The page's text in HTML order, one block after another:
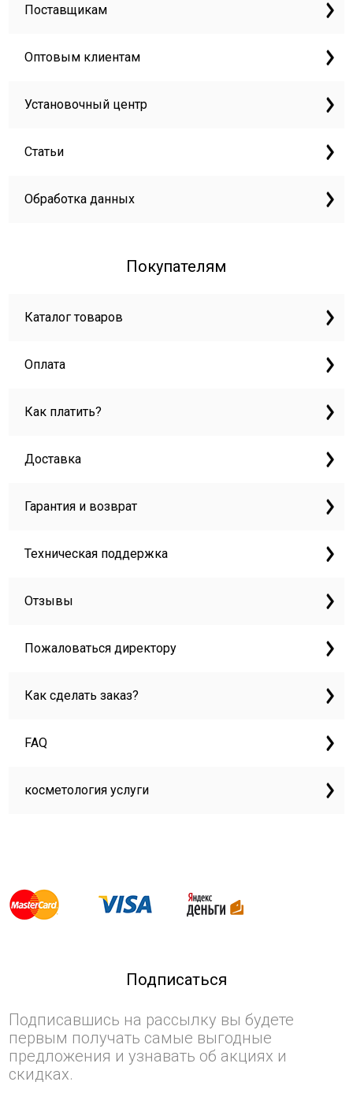
Поставщикам
Оптовым клиентам
Установочный центр
Статьи
Обработка данных
Покупателям
Каталог товаров
Оплата
Как платить?
Доставка
Гарантия и возврат
Техническая поддержка
Отзывы
Пожаловаться директору
Как сделать заказ?
FAQ
косметология услуги
Подписаться
Подписавшись на рассылку вы будете
первым получать самые выгодные
предложения и узнавать об акциях и
скидках.